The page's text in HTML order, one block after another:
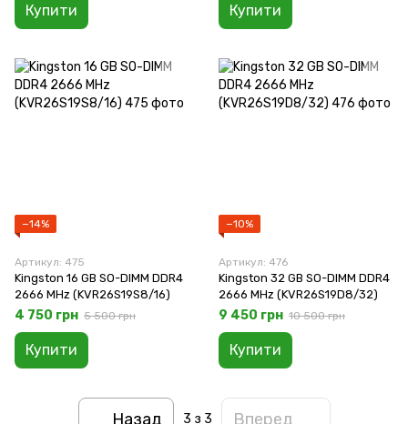
Купити Купити
−14%
Артикул: 475
Kingston 16 GB SO-DIMM DDR4
2666 MHz (KVR26S19S8/16)
4 750 грн 5 500 грн
Купити
−10%
Артикул: 476
Kingston 32 GB SO-DIMM DDR4
2666 MHz (KVR26S19D8/32)
9 450 грн 10 500 грн
Купити
Назад 3 з 3 Вперед